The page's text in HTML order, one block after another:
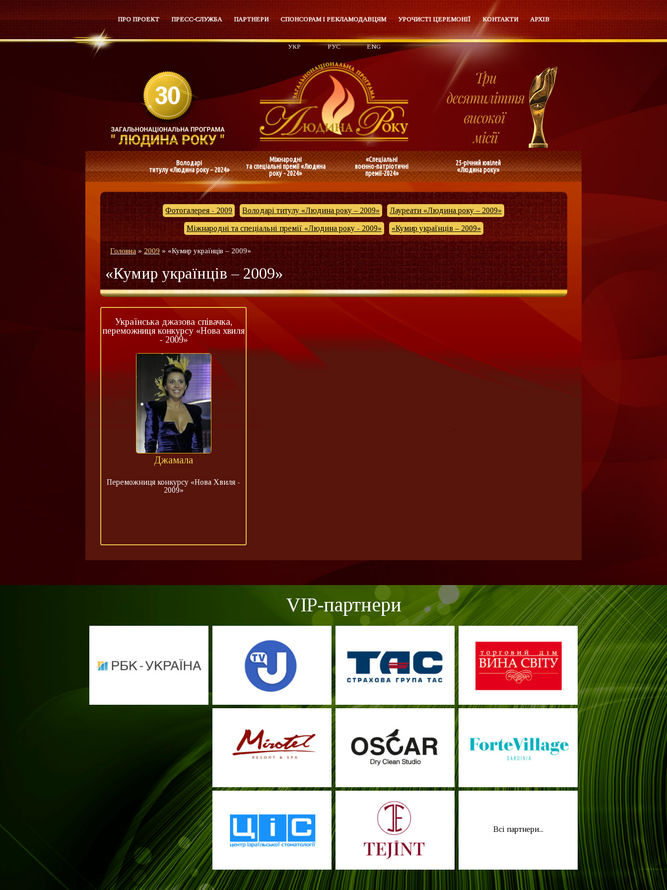
ПРО ПРОЕКТ ПРЕСС-СЛУЖБА ПАРТНЕРИ СПОНСОРАМ І РЕКЛАМОДАВЦЯМ УРОЧИСТІ ЦЕРЕМОНІЇ КОНТАКТИ АРХІВ
УКР РУС ENG
Володарі
титулу «Людина року – 2024»
Міжнародні
та спеціальні премії «Людина
року - 2024»
«Спеціальні
воєнно-патріотичні
премії-2024»
25-річний ювілей
«Людина року»
Фотогалерея - 2009 Володарі титулу «Людина року – 2009» Лауреати «Людина року – 2009»
Міжнародні та спеціальні премії «Людина року - 2009» «Кумир українців – 2009»
Головна» 2009» «Кумир українців – 2009»
«Кумир українців – 2009»
Українська джазова співачка,
переможниця конкурсу «Нова хвиля
- 2009»
Джамала
Переможниця конкурсу «Нова Хвиля -
2009»
VIP-партнери
Всі партнери...